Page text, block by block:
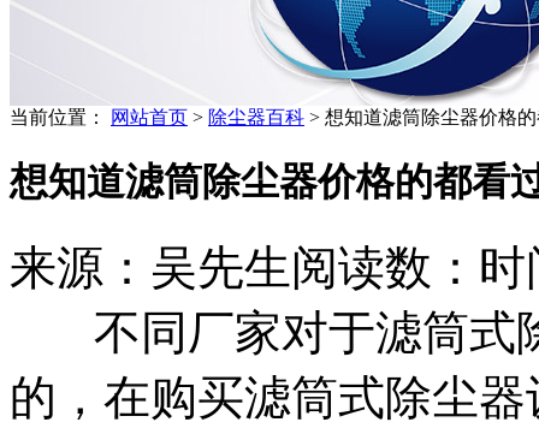
当前位置： 网站首页 > 除尘器百科 > 想知道滤筒除尘器价格
想知道滤筒除尘器价格的都看
来源：吴先生阅读数： 时
不同厂家对于滤筒式
的，在购买滤筒式除尘